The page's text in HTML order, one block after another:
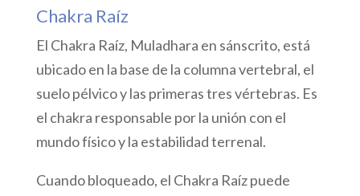
Chakra Raíz
El Chakra Raíz, Muladhara en sánscrito, está
ubicado en la base de la columna vertebral, el
suelo pélvico y las primeras tres vértebras. Es
el chakra responsable por la unión con el
mundo físico y la estabilidad terrenal.
Cuando bloqueado, el Chakra Raíz puede